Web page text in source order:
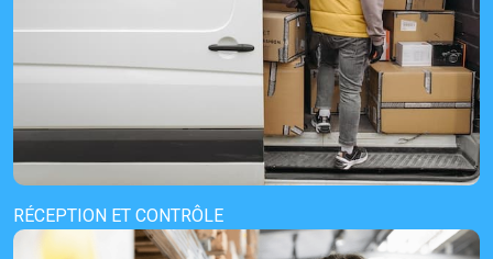
RÉCEPTION ET CONTRÔLE